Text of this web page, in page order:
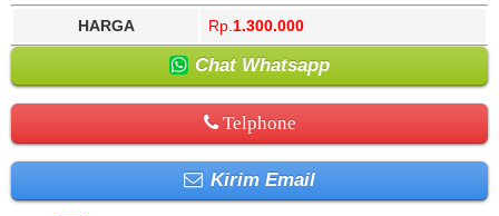
HARGA Rp. 1.300.000
Chat Whatsapp
Telphone
Kirim Email